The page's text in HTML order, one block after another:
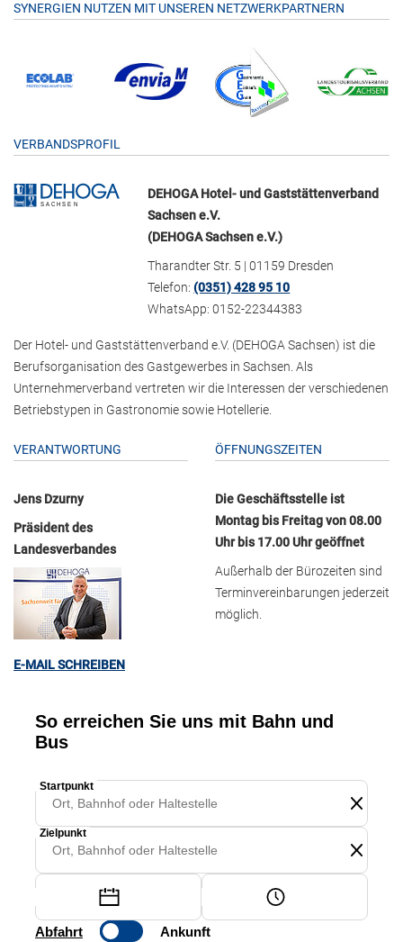
SYNERGIEN NUTZEN MIT UNSEREN NETZWERKPARTNERN
VERBANDSPROFIL
DEHOGA Hotel- und Gaststättenverband
Sachsen e.V.
(DEHOGA Sachsen e.V.)
Tharandter Str. 5 | 01159 Dresden
Telefon:(0351) 428 95 10
WhatsApp: 0152-22344383
Der Hotel- und Gaststättenverband e.V. (DEHOGA Sachsen) ist die
Berufsorganisation des Gastgewerbes in Sachsen. Als
Unternehmerverband vertreten wir die Interessen der verschiedenen
Betriebstypen in Gastronomie sowie Hotellerie.
VERANTWORTUNG
Jens Dzurny
Präsident des
Landesverbandes
E-MAIL SCHREIBEN
ÖFFNUNGSZEITEN
Die Geschäftsstelle ist
Montag bis Freitag von 08.00
Uhr bis 17.00 Uhr geöffnet
Außerhalb der Bürozeiten sind
Terminvereinbarungen jederzeit
möglich.